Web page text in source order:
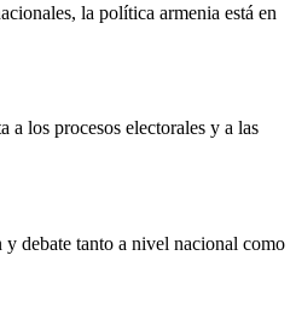
la política armenia está en
a los procesos electorales y a las
debate tanto a nivel nacional como